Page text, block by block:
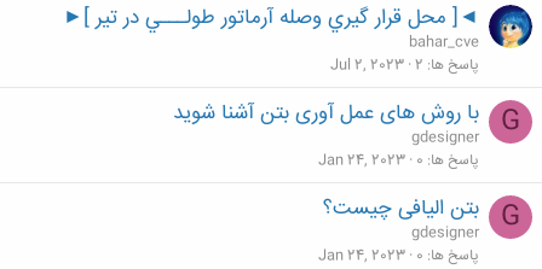
◄[ محل قرار گيري وصله آرماتور طولـــي در تير ]►
bahar_cve
پاسخ ها 2
Jul 2, 2023
G با روش های عمل آوری بتن آشنا شوید
gdesigner
پاسخ ها 0
Jan 24, 2023
G بتن الیافی چیست؟
gdesigner
پاسخ ها 0
Jan 24, 2023